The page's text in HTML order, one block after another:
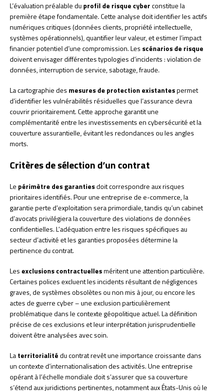
L’évaluation préalable du profil de risque cyberconstitue la
première étape fondamentale. Cette analyse doit identifier les actifs
numériques critiques (données clients, propriété intellectuelle,
systèmes opérationnels), quantifier leur valeur, et estimer l’impact
financier potentiel d’une compromission. Les scénarios de risque
doivent envisager différentes typologies d’incidents : violation de
données, interruption de service, sabotage, fraude.
La cartographie des mesures de protection existantespermet
d’identifier les vulnérabilités résiduelles que l’assurance devra
couvrir prioritairement. Cette approche garantit une
complémentarité entre les investissements en cybersécurité et la
couverture assurantielle, évitant les redondances ou les angles
morts.
Critères de sélection d’un contrat
Le périmètre des garantiesdoit correspondre aux risques
prioritaires identifiés. Pour une entreprise de e-commerce, la
garantie perte d’exploitation sera primordiale, tandis qu’un cabinet
d’avocats privilégiera la couverture des violations de données
confidentielles. L’adéquation entre les risques spécifiques au
secteur d’activité et les garanties proposées détermine la
pertinence du contrat.
Les exclusions contractuellesméritent une attention particulière.
Certaines polices excluent les incidents résultant de négligences
graves, de systèmes obsolètes ou non mis à jour, ou encore les
actes de guerre cyber – une exclusion particulièrement
problématique dans le contexte géopolitique actuel. La définition
précise de ces exclusions et leur interprétation jurisprudentielle
doivent être analysées avec soin.
Laterritorialitédu contrat revêt une importance croissante dans
un contexte d’internationalisation des activités. Une entreprise
opérant à l’échelle mondiale doit s’assurer que sa couverture
s’étend aux juridictions pertinentes, notamment aux États-Unis où le